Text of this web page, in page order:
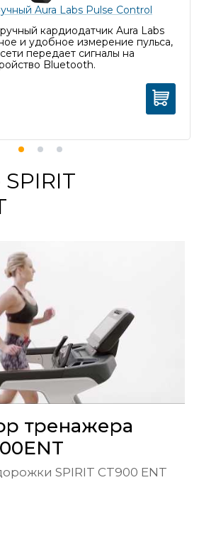
Aura Labs Pulse Control
кардиодатчик Aura Labs
и удобное измерение пульса,
передает сигналы на
Bluetooth.
SPIRIT
тренажера
SPIRIT CT900 ENT